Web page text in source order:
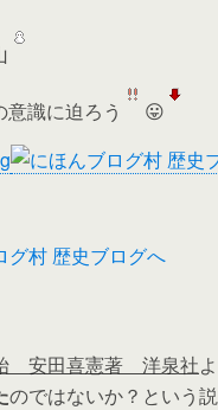
識に迫ろう 😛
安田喜憲著 洋泉社
のではないか？という